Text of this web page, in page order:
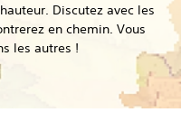
Discutez avec les
en chemin. Vous
les autres !